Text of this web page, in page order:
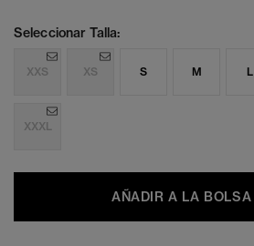
Seleccionar Talla:
XXS XS S M L
XXXL
AÑADIR A LA BOLSA